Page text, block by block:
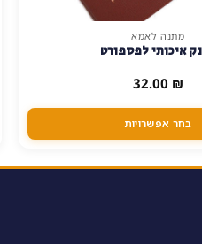
מתנה לאמא
איכותי לפספורט
32.00 ₪
בחר אפשרויות